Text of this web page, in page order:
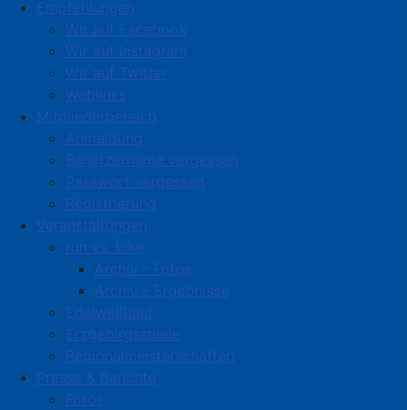
Empfehlungen
Wir auf Facebook
Wir auf Instagram
Wir auf Twitter
Weblinks
Mitgliederbereich
Anmeldung
Benutzername vergessen
Passwort vergessen
Registrierung
Veranstaltungen
run vs. bike
Archiv - Fotos
Archiv - Ergebnisse
Edelweißlauf
Erzgebirgsspiele
Regionalmeisterschaften
Presse & Berichte
Fotos